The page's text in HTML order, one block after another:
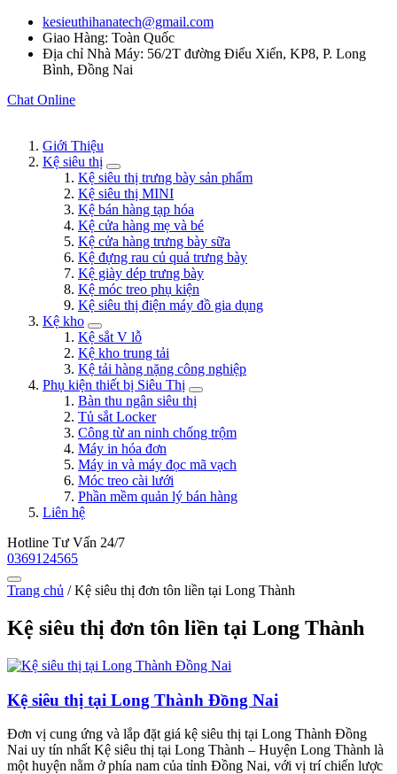
kesieuthihanatech@gmail.com
Giao Hàng: Toàn Quốc
Địa chỉ Nhà Máy: 56/2T đường Điểu Xiển, KP8, P. Long
Bình, Đồng Nai
Chat Online
Giới Thiệu
Kệ siêu thị
Kệ siêu thị trưng bày sản phẩm
Kệ siêu thị MINI
Kệ bán hàng tạp hóa
Kệ cửa hàng mẹ và bé
Kệ cửa hàng trưng bày sữa
Kệ đựng rau củ quả trưng bày
Kệ giày dép trưng bày
Kệ móc treo phụ kiện
Kệ siêu thị điện máy đồ gia dụng
Kệ kho
Kệ sắt V lỗ
Kệ kho trung tải
Kệ tải hàng nặng công nghiệp
Phụ kiện thiết bị Siêu Thị
Bàn thu ngân siêu thị
Tủ sắt Locker
Công từ an ninh chống trộm
Máy in hóa đơn
Máy in và máy đọc mã vạch
Móc treo cài lưới
Phần mềm quản lý bán hàng
Liên hệ
Hotline Tư Vấn 24/7
0369124565
Trang chủ /Kệ siêu thị đơn tôn liền tại Long Thành
Kệ siêu thị đơn tôn liền tại Long Thành
Kệ siêu thị tại Long Thành Đồng Nai
Đơn vị cung ứng và lắp đặt giá kệ siêu thị tại Long Thành Đồng
Nai uy tín nhất Kệ siêu thị tại Long Thành – Huyện Long Thành là
một huyện nằm ở phía nam của tỉnh Đồng Nai, với vị trí chiến lược